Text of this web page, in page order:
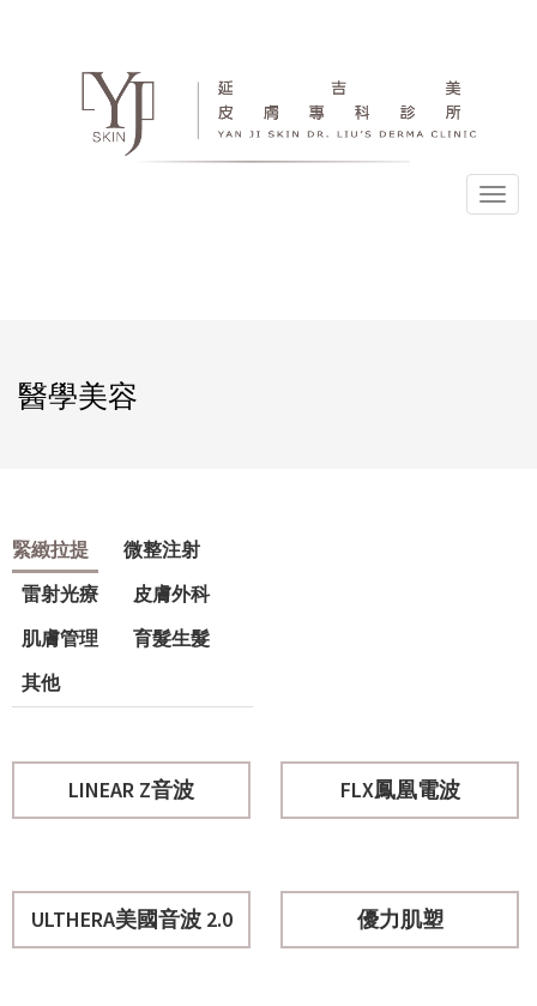
選
醫學美容
緊緻拉提
微整注射
雷射光療
皮膚外科
肌膚管理
育髮生髮
其他
LINEAR Z音波 FLX鳳凰電波
ULTHERA美國音波 2.0 優力肌塑